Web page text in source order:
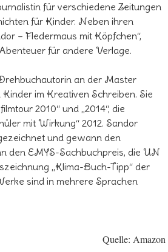
für verschiedene Zeitungen
für Kinder. Neben ihren
– Fledermaus mit Köpfchen“,
für andere Verlage.
an der Master
im Kreativen Schreiben. Sie
2010“ und „2014“, die
mit Wirkung“ 2012. Sandor
und gewann den
den EMYS-Sachbuchpreis, die UN
„Klima-Buch-Tipp“ der
sind in mehrere Sprachen
Quelle: Amazon